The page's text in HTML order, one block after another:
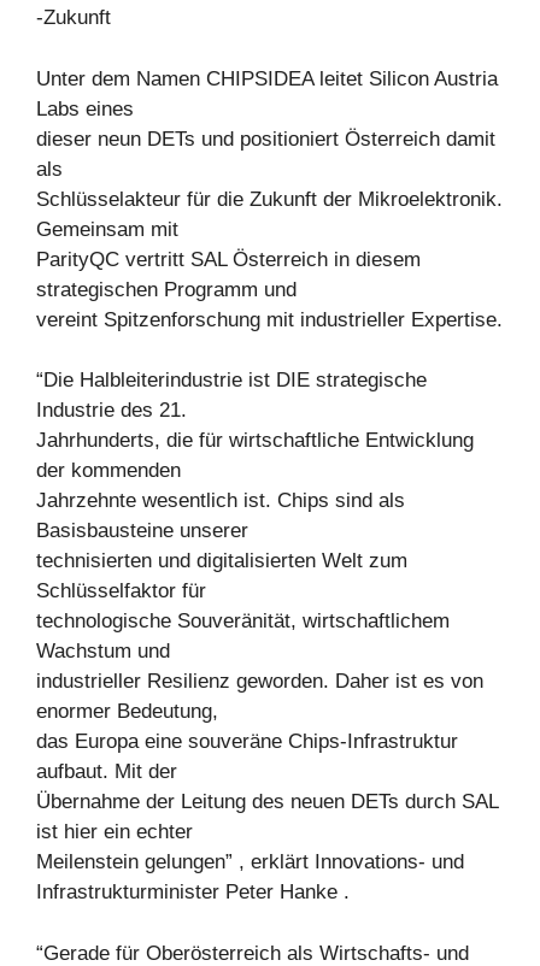
-Zukunft
Unter dem Namen CHIPSIDEA leitet Silicon Austria
Labs eines
dieser neun DETs und positioniert Österreich damit
als
Schlüsselakteur für die Zukunft der Mikroelektronik.
Gemeinsam mit
ParityQC vertritt SAL Österreich in diesem
strategischen Programm und
vereint Spitzenforschung mit industrieller Expertise.
“Die Halbleiterindustrie ist DIE strategische
Industrie des 21.
Jahrhunderts, die für wirtschaftliche Entwicklung
der kommenden
Jahrzehnte wesentlich ist. Chips sind als
Basisbausteine unserer
technisierten und digitalisierten Welt zum
Schlüsselfaktor für
technologische Souveränität, wirtschaftlichem
Wachstum und
industrieller Resilienz geworden. Daher ist es von
enormer Bedeutung,
das Europa eine souveräne Chips-Infrastruktur
aufbaut. Mit der
Übernahme der Leitung des neuen DETs durch SAL
ist hier ein echter
Meilenstein gelungen” , erklärt Innovations- und
Infrastrukturminister Peter Hanke .
“Gerade für Oberösterreich als Wirtschafts- und